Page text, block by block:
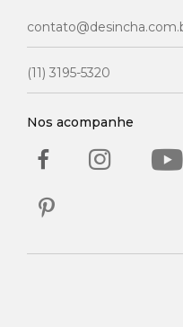
(11) 3195-5320
Nos acompanhe